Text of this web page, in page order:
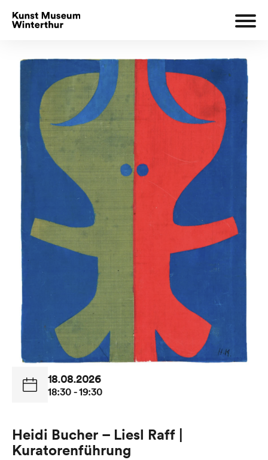
18.08.2026
18:30 - 19:30
Heidi Bucher – Liesl Raff |
Kuratorenführung